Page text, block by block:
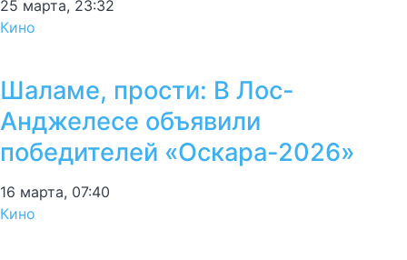
25 марта, 23:32
Кино
Шаламе, прости: В Лос-
Анджелесе объявили
победителей «Оскара-2026»
16 марта, 07:40
Кино